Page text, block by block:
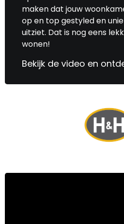
maken dat jouw
op en top gestyled en
uitziet. Dat is nog eens
wonen!
Bekijk de video en